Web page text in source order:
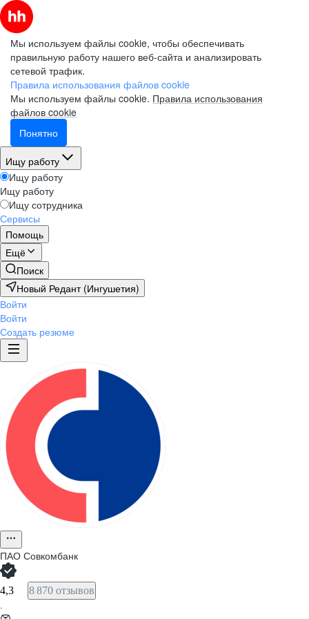
Мы используем файлы cookie, чтобы обеспечивать
правильную работу нашего веб-сайта и анализировать
сетевой трафик.
Правила использования файлов cookie
Мы используем файлы cookie. Правила использования
файлов cookie
Понятно
Ищу работу
Ищу работу
Ищу работу
Ищу сотрудника
Сервисы
Помощь
Ещё
Поиск
Новый Редант (Ингушетия)
Войти
Войти
Создать резюме
ПАО Совкомбанк
4,3 8 870 отзывов
·